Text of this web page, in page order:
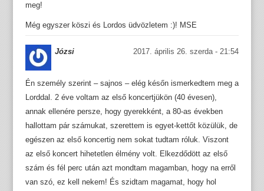
meg!
Még egyszer köszi és Lordos üdvözletem :)! MSE
Józsi 2017. április 26. szerda - 21:54
Én személy szerint – sajnos – elég későn ismerkedtem meg a
Lorddal. 2 éve voltam az első koncertjükön (40 évesen),
annak ellenére persze, hogy gyerekként, a 80-as években
hallottam pár számukat, szerettem is egyet-kettőt közülük, de
egészen az első koncertig nem sokat tudtam róluk. Viszont
az első koncert hihetetlen élmény volt. Elkezdődött az első
szám és fél perc után azt mondtam magamban, hogy na erről
van szó, ez kell nekem! És szidtam magamat, hogy hol